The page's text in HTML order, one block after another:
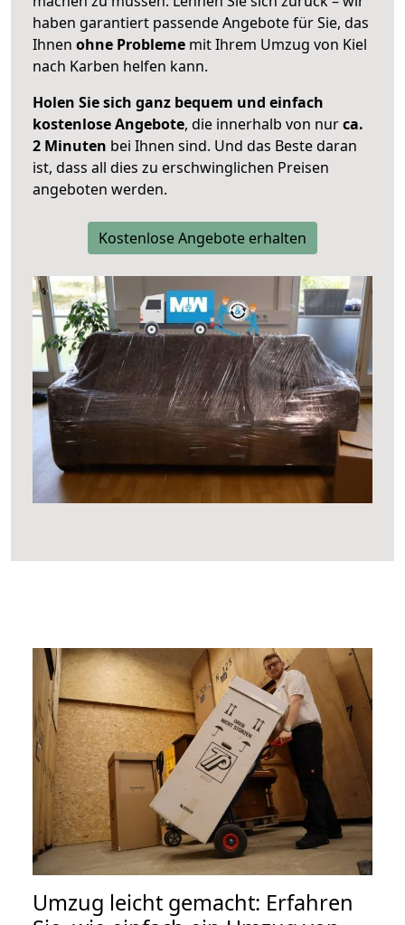
haben garantiert passende Angebote für Sie, das
Ihnen ohne Probleme mit Ihrem Umzug von Kiel
nach Karben helfen kann.
Holen Sie sich ganz bequem und einfach
kostenlose Angebote, die innerhalb von nurca.
2 Minuten bei Ihnen sind. Und das Beste daran
ist, dass all dies zu erschwinglichen Preisen
angeboten werden.
Kostenlose Angebote erhalten
Umzug leicht gemacht: Erfahren